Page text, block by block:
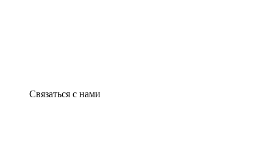
Связаться с нами